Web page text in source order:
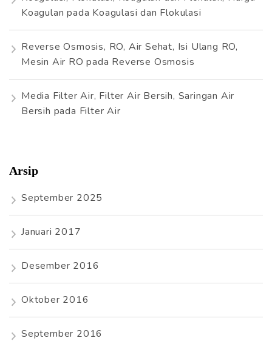
Koagulan pada Koagulasi dan Flokulasi
Reverse Osmosis, RO, Air Sehat, Isi Ulang RO,
Mesin Air RO pada Reverse Osmosis
Media Filter Air, Filter Air Bersih, Saringan Air
Bersih pada Filter Air
Arsip
September 2025
Januari 2017
Desember 2016
Oktober 2016
September 2016